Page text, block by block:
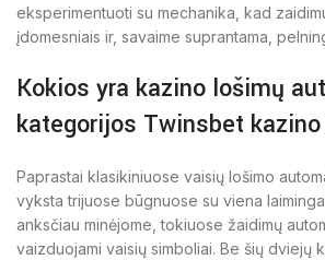
eksperimentuoti su mechanika, kad
įdomesniais ir, savaime suprantama,
Kokios yra kazino lošimų
kategorijos Twinsbet
Paprastai klasikiniuose vaisių lošimo
vyksta trijuose būgnuose su viena
anksčiau minėjome, tokiuose žaidimų
vaizduojami vaisių simboliai. Be šių dviejų